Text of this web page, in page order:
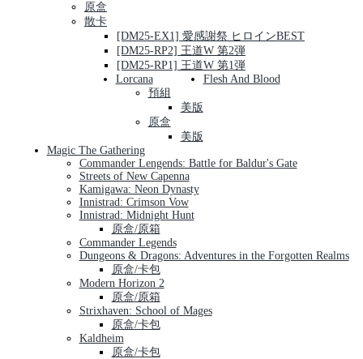
原盒
散卡
[DM25-EX1] 愛感謝祭 ヒロインBEST
[DM25-RP2] 王道W 第2弾
[DM25-RP1] 王道W 第1弾
Lorcana
預組
美版
原盒
美版
Flesh And Blood
Magic The Gathering
Commander Lengends: Battle for Baldur's Gate
Streets of New Capenna
Kamigawa: Neon Dynasty
Innistrad: Crimson Vow
Innistrad: Midnight Hunt
原盒/原箱
Commander Legends
Dungeons & Dragons: Adventures in the Forgotten Realms
原盒/卡包
Modern Horizon 2
原盒/原箱
Strixhaven: School of Mages
原盒/卡包
Kaldheim
原盒/卡包